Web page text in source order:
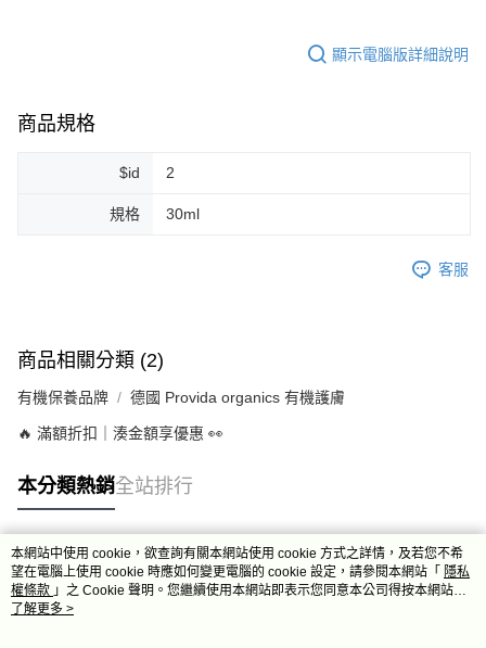
顯示電腦版詳細說明
商品規格
$id 2
規格 30ml
客服
商品相關分類 (2)
有機保養品牌 德國 Provida organics 有機護膚
🔥 滿額折扣｜湊金額享優惠 👀
本分類熱銷全站排行
熱門標籤
本網站中使用 cookie，欲查詢有關本網站使用 cookie 方式之詳情，及若您不希
望在電腦上使用 cookie 時應如何變更電腦的 cookie 設定，請參閱本網站「 隱私
權條款 」之 Cookie 聲明。您繼續使用本網站即表示您同意本公司得按本網站使
用條款之 Cookie 聲明使用 cookie。
了解更多 >